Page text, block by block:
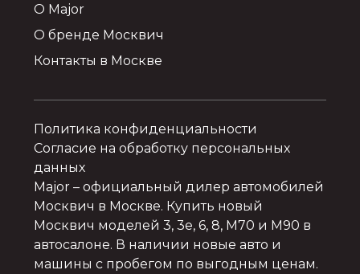
О Major
О бренде Москвич
Контакты в Москве
Политика конфиденциальности
Согласие на обработку персональных
данных
Major – официальный дилер автомобилей
Москвич в Москве. Купить новый
Москвич моделей 3, 3e, 6, 8, M70 и M90 в
автосалоне. В наличии новые авто и
машины с пробегом по выгодным ценам.